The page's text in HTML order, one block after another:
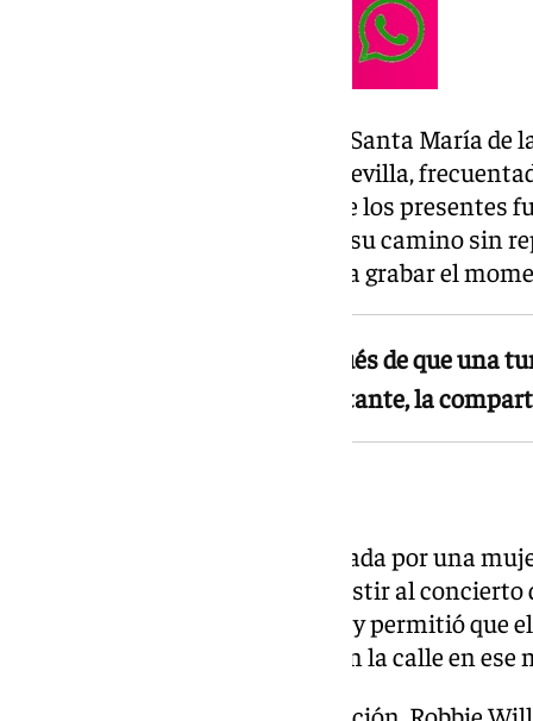
La escena tuvo lugar en la calle Santa María
transitadas del barrio judío de Sevilla,
residentes. Las reacciones entre los presentes
algunas personas continuaron su camino sin
ocurría, otras se detuvieron para grabar el
La grabación se hizo viral después de que una
viajado a Sevilla para ver al cantante, la
Una de esas grabaciones, realizada por una
expresamente a Sevilla para asistir al
rápidamente por redes sociales y permitió que
de quienes estaban presentes en la calle en ese